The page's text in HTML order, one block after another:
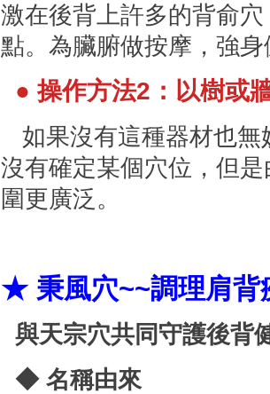
激在後背上許多的背俞
點。為臟腑做按摩，強
● 操作方法2：以樹或
如果沒有這種器材也無
沒有確定某個穴位，但
圍更廣泛。
★ 秉風穴~~調理肩背
與天宗穴共同守護後背
◆ 名稱由來